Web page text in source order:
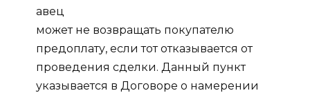
авец
может не возвращать покупателю
предоплату, если тот отказывается от
проведения сделки. Данный пункт
указывается в Договоре о намерении